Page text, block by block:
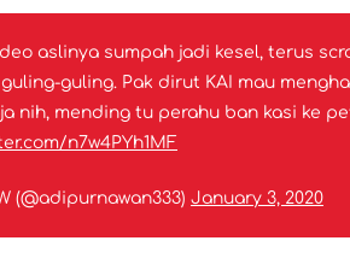
aslinya sumpah jadi kesel, terus
guling. Pak dirut KAI mau
nih, mending tu perahu ban kasi ke
n7w4PYh1MF
(@adipurnawan333) January 3, 2020